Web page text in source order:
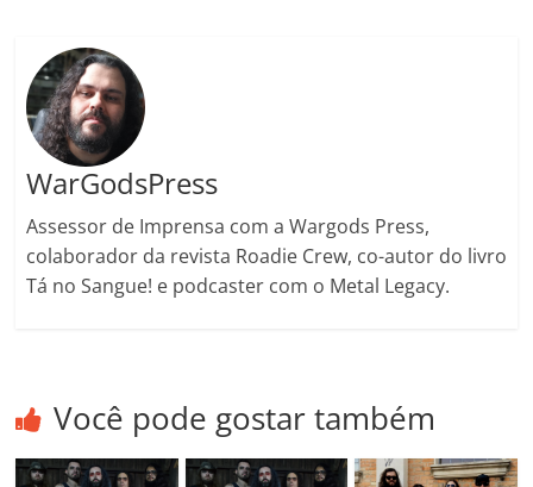
WarGodsPress
Assessor de Imprensa com a Wargods Press,
colaborador da revista Roadie Crew, co-autor do livro
Tá no Sangue! e podcaster com o Metal Legacy.
Você pode gostar também